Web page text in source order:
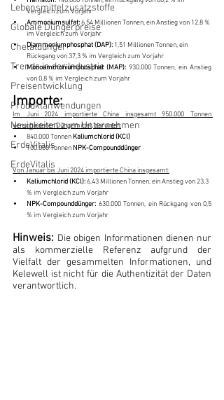
Lebensmittelzusatzstoffe
Globale Düngerpreise
Chelatdünger
Trends in der Industrie
Preisentwicklung
Produktanwendungen
Neuigkeiten zum Unternehmen
ErdeVitalis
ErdeVitalis
Vergleich zum Vorjahr
Ammoniumsulfat: 6,54 Millionen Tonnen, ein Anstieg von 12,8 %
im Vergleich zum Vorjahr
Diammoniumphosphat (DAP): 1,51 Millionen Tonnen, ein
Rückgang von 37,3 % im Vergleich zum Vorjahr
Monoammoniumphosphat (MAP): 930.000 Tonnen, ein Anstieg
von 0,8 % im Vergleich zum Vorjahr
Importe:
Im Juni 2024 importierte China insgesamt 950.000 Tonnen
verschiedener Düngemittel, darunter:
840.000 Tonnen Kaliumchlorid (KCl)
100.000 Tonnen NPK-Compounddünger
Von Januar bis Juni 2024 importierte China insgesamt:
Kaliumchlorid (KCl): 6,43 Millionen Tonnen, ein Anstieg von 23,3
% im Vergleich zum Vorjahr
NPK-Compounddünger: 630.000 Tonnen, ein Rückgang von 0,5
% im Vergleich zum Vorjahr
Hinweis: Die obigen Informationen dienen nur
als kommerzielle Referenz aufgrund der
Vielfalt der gesammelten Informationen, und
Kelewell ist nicht für die Authentizität der Daten
verantwortlich.